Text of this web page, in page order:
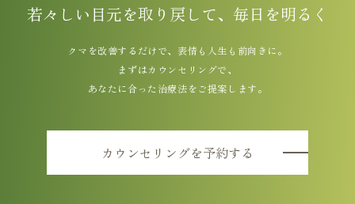
若々しい目元を取り戻して、毎日を明るく
クマを改善するだけで、表情も人生も前向きに。
まずはカウンセリングで、
あなたに合った治療法をご提案します。
カウンセリングを予約する